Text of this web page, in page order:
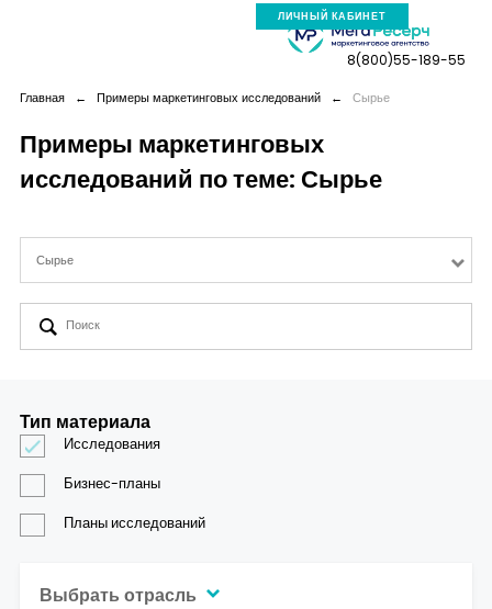
ЛИЧНЫЙ КАБИНЕТ
Компания
Услуги
Новая реальность
Аналитика
Контакты
8(800)55-189-55
Главная ← Примеры маркетинговых исследований ← Сырье
Примеры маркетинговых
исследований по теме: Сырье
Сырье
Тип материала
Исследования
Бизнес-планы
Планы исследований
Выбрать отрасль